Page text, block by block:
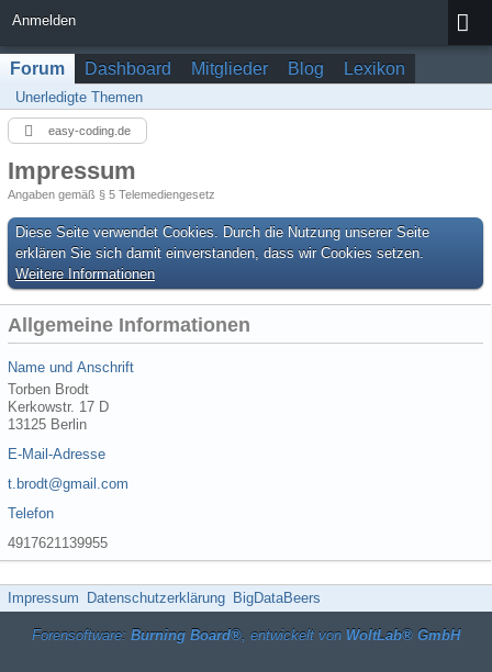
Anmelden
Forum Dashboard Mitglieder Blog Lexikon
Unerledigte Themen
easy-coding.de
Impressum
Angaben gemäß § 5 Telemediengesetz
Diese Seite verwendet Cookies. Durch die Nutzung unserer Seite
erklären Sie sich damit einverstanden, dass wir Cookies setzen.
Weitere Informationen
Allgemeine Informationen
Name und Anschrift
Torben Brodt
Kerkowstr. 17 D
13125 Berlin
E-Mail-Adresse
t.brodt@gmail.com
Telefon
4917621139955
Impressum Datenschutzerklärung BigDataBeers
Forensoftware: Burning Board®, entwickelt von WoltLab® GmbH